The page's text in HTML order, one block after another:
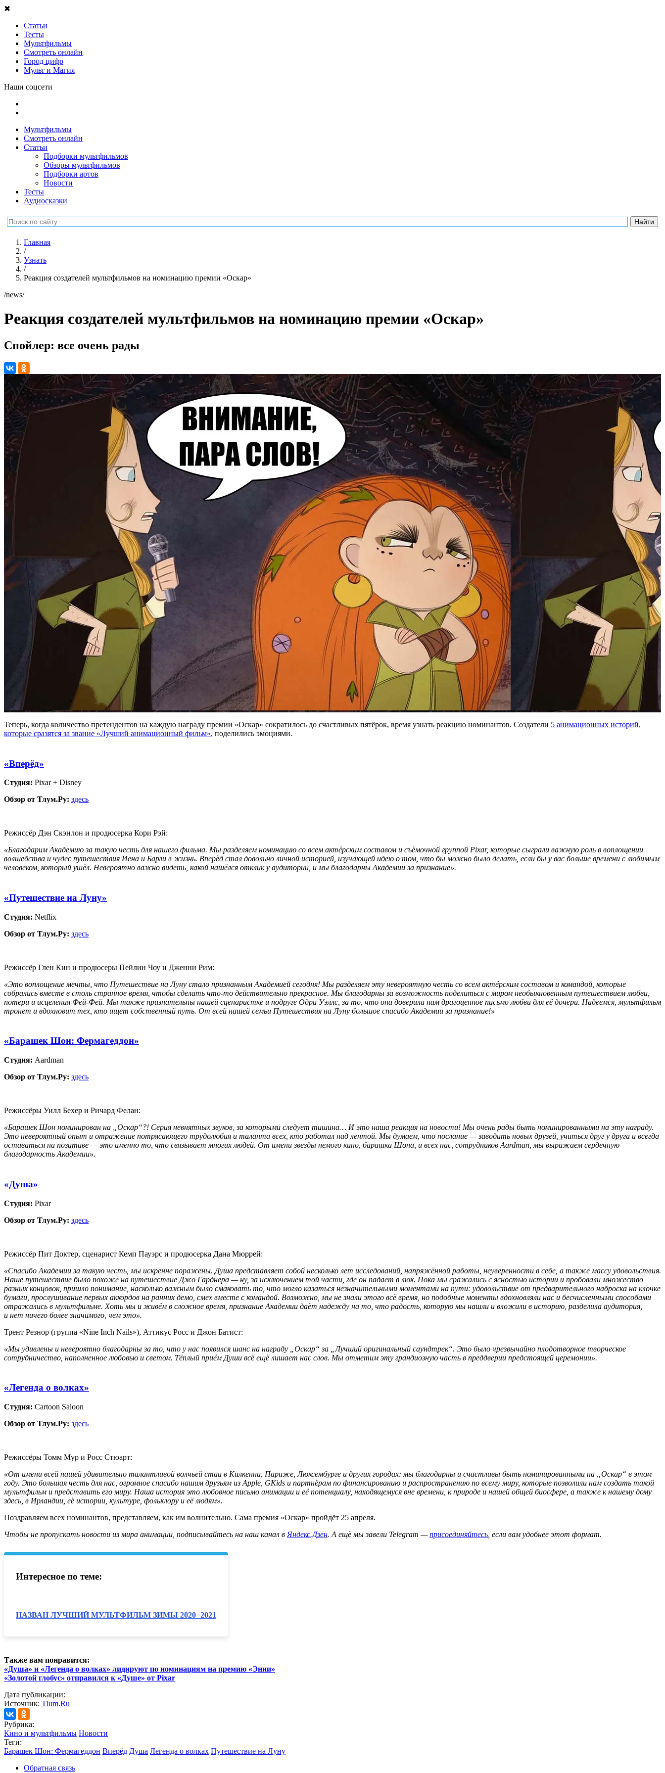
✖
Статьи
Тесты
Мультфильмы
Смотреть онлайн
Город цифр
Мульт и Магия
Наши соцсети
Мультфильмы
Смотреть онлайн
Статьи
Подборки мультфильмов
Обзоры мультфильмов
Подборки артов
Новости
Тесты
Аудиосказки
Главная
/
Узнать
/
Реакция создателей мультфильмов на номинацию премии «Оскар»
/news/
Реакция создателей мультфильмов на номинацию премии «Оскар»
Спойлер: все очень рады
Теперь, когда количество претендентов на каждую награду премии «Оскар» сократилось до счастливых пятёрок, время узнать реакцию номинантов. Создатели 5 анимационных историй,
которые сразятся за звание «Лучший анимационный фильм», поделились эмоциями.
«Вперёд»
Студия: Pixar + Disney
Обзор от Тлум.Ру: здесь
Режиссёр Дэн Скэнлон и продюсерка Кори Рэй:
«Благодарим Академию за такую честь для нашего фильма. Мы разделяем номинацию со всем актёрским составом и съёмочной группой Pixar, которые сыграли важную роль в воплощении
волшебства и чудес путешествия Иена и Барли в жизнь. Вперёд стал довольно личной историей, изучающей идею о том, что бы можно было делать, если бы у вас больше времени с любимым
человеком, который ушёл. Невероятно важно видеть, какой нашёлся отклик у аудитории, и мы благодарны Академии за признание».
«Путешествие на Луну»
Студия: Netflix
Обзор от Тлум.Ру: здесь
Режиссёр Глен Кин и продюсеры Пейлин Чоу и Дженни Рим:
«Это воплощение мечты, что Путешествие на Луну стало признанным Академией сегодня! Мы разделяем эту невероятную честь со всем актёрским составом и командой, которые
собрались вместе в столь странное время, чтобы сделать что-то действительно прекрасное. Мы благодарны за возможность поделиться с миром необыкновенным путешествием любви,
потери и исцеления Фей-Фей. Мы также признательны нашей сценаристке и подруге Одри Уэллс, за то, что она доверила нам драгоценное письмо любви для её дочери. Надеемся, мультфильм
тронет и вдохновит тех, кто ищет собственный путь. От всей нашей семьи Путешествия на Луну большое спасибо Академии за признание!»
«Барашек Шон: Фермагеддон»
Студия: Aardman
Обзор от Тлум.Ру: здесь
Режиссёры Уилл Бехер и Ричард Фелан:
«Барашек Шон номинирован на „Оскар“?! Серия невнятных звуков, за которыми следует тишина… И это наша реакция на новости! Мы очень рады быть номинированными на эту награду.
Это невероятный опыт и отражение потрясающего трудолюбия и таланта всех, кто работал над лентой. Мы думаем, что послание — заводить новых друзей, учиться друг у друга и всегда
оставаться на позитиве — это именно то, что связывает многих людей. От имени звезды немого кино, барашка Шона, и всех нас, сотрудников Aardman, мы выражаем сердечную
благодарность Академии».
«Душа»
Студия: Pixar
Обзор от Тлум.Ру: здесь
Режиссёр Пит Доктер, сценарист Кемп Пауэрс и продюсерка Дана Мюррей:
«Спасибо Академии за такую честь, мы искренне поражены. Душа представляет собой несколько лет исследований, напряжённой работы, неуверенности в себе, а также массу удовольствия.
Наше путешествие было похоже на путешествие Джо Гарднера — ну, за исключением той части, где он падает в люк. Пока мы сражались с ясностью истории и пробовали множество
разных концовок, пришло понимание, насколько важным было смаковать то, что могло казаться незначительными моментами на пути: удовольствие от предварительного наброска на клочке
бумаги, прослушивание первых аккордов на ранних демо, смех вместе с командой. Возможно, мы не знали этого всё время, но подобные моменты вдохновляли нас и бесчисленными способами
отражались в мультфильме. Хоть мы и живём в сложное время, признание Академии даёт надежду на то, что радость, которую мы нашли и вложили в историю, разделила аудитория,
и нет ничего более значимого, чем это».
Трент Резнор (группа «Nine Inch Nails»), Аттикус Росс и Джон Батист:
«Мы удивлены и невероятно благодарны за то, что у нас появился шанс на награду „Оскар“ за „Лучший оригинальный саундтрек“. Это было чрезвычайно плодотворное творческое
сотрудничество, наполненное любовью и светом. Тёплый приём Души всё ещё лишает нас слов. Мы отметим эту грандиозную часть в преддверии предстоящей церемонии».
«Легенда о волках»
Студия: Cartoon Saloon
Обзор от Тлум.Ру: здесь
Режиссёры Томм Мур и Росс Стюарт:
«От имени всей нашей удивительно талантливой волчьей стаи в Килкенни, Париже, Люксембурге и других городах: мы благодарны и счастливы быть номинированными на „Оскар“ в этом
году. Это большая честь для нас, огромное спасибо нашим друзьям из Apple, GKids и партнёрам по финансированию и распространению по всему миру, которые позволили нам создать такой
мультфильм и представить его миру. Наша история это любовное письмо анимации и её потенциалу, находящемуся вне времени, к природе и нашей общей биосфере, а также к нашему дому
здесь, в Ирландии, её истории, культуре, фольклору и её людям».
Поздравляем всех номинантов, представляем, как им волнительно. Сама премия «Оскар» пройдёт 25 апреля.
Чтобы не пропускать новости из мира анимации, подписывайтесь на наш канал в Яндекс.Дзен. А ещё мы завели Telegram — присоединяйтесь , если вам удобнее этот формат.
Интересное по теме:
НАЗВАН ЛУЧШИЙ МУЛЬТФИЛЬМ ЗИМЫ 2020−2021
Также вам понравится:
«Душа» и «Легенда о волках» лидируют по номинациям на премию «Энни»
«Золотой глобус» отправился к «Душе» от Pixar
Дата публикации:
Источник: Tlum.Ru
Рубрика:
Кино и мультфильмы Новости
Теги:
Барашек Шон: Фермагеддон Вперёд Душа Легенда о волках Путешествие на Луну
Обратная связь